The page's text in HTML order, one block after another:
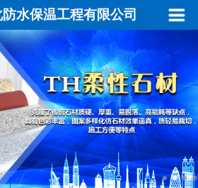
水保温工程有限公司